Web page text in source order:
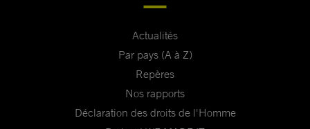
Actualités
Par pays (A à Z)
Repères
Nos rapports
Déclaration des droits de l'Homme